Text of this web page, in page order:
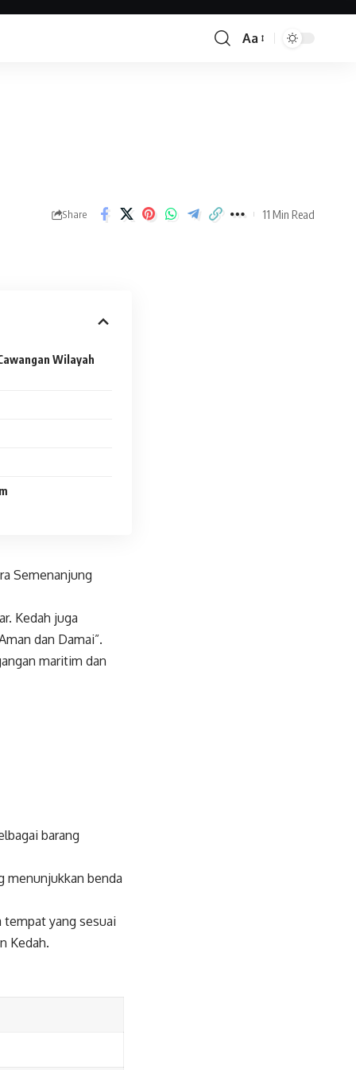
Aa
Share 11 Min Read
Wilayah
Semenanjung
Kedah juga
dan Damai”.
maritim dan
barang
menunjukkan benda
tempat yang sesuai
Kedah.